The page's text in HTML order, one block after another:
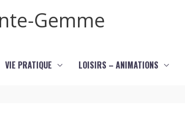
Gemme
VIE PRATIQUE LOISIRS – ANIMATIONS